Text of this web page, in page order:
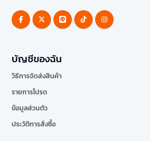
บัญชีของฉัน
วิธีการจัดส่งสินค้า
รายการโปรด
ข้อมูลส่วนตัว
ประวัติการสั่งซื้อ